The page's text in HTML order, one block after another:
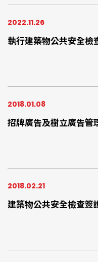
2022.11.26
執行建築物公共安全檢
2018.01.08
招牌廣告及樹立廣告管
2018.02.21
建築物公共安全檢查簽